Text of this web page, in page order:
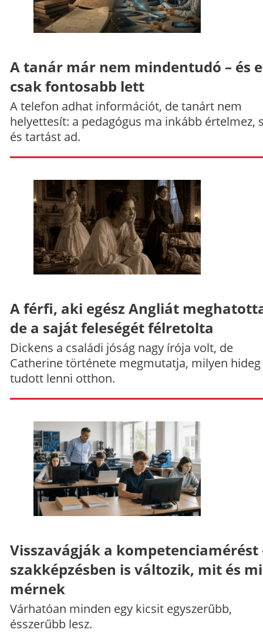
A tanár már nem mindentudó – és
csak fontosabb lett
A telefon adhat információt, de tanárt nem
helyettesít: a pedagógus ma inkább értelmez,
és tartást ad.
A férfi, aki egész Angliát
de a saját feleségét félretolta
Dickens a családi jóság nagy írója volt, de
Catherine története megmutatja, milyen hideg
tudott lenni otthon.
Visszavágják a kompetenciamérést
szakképzésben is változik, mit és
mérnek
Várhatóan minden egy kicsit egyszerűbb,
ésszerűbb lesz.